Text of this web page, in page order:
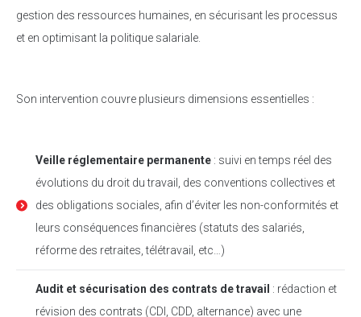
gestion des ressources humaines, en sécurisant les processus
et en optimisant la politique salariale.
Son intervention couvre plusieurs dimensions essentielles :
Veille réglementaire permanente : suivi en temps réel des
évolutions du droit du travail, des conventions collectives et
des obligations sociales, afin d’éviter les non-conformités et
leurs conséquences financières (statuts des salariés,
réforme des retraites, télétravail, etc…)
Audit et sécurisation des contrats de travail : rédaction et
révision des contrats (CDI, CDD, alternance) avec une